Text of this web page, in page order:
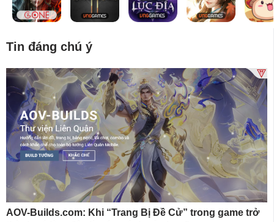
Tin đáng chú ý
AOV-Builds.com: Khi “Trang Bị Đề Cử” trong game trở